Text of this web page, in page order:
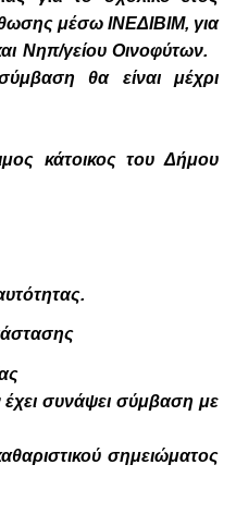
μέσω ΙΝΕΔΙΒΙΜ, για
Νηπ/γείου Οινοφύτων.
θα είναι μέχρι
κάτοικος του Δήμου
συνάψει σύμβαση με
σημειώματος